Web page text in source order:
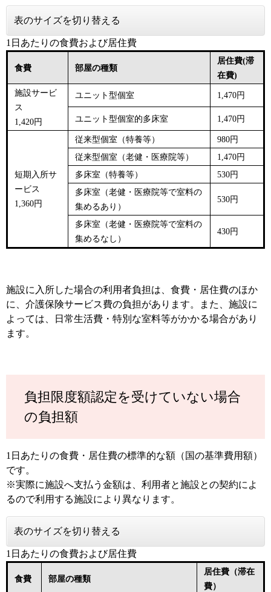
表のサイズを切り替える
1日あたりの食費および居住費
食費 部屋の種類
居住費(滞
在費)
施設サービ
ス
1,420円
ユニット型個室 1,470円
ユニット型個室的多床室 1,470​円
短期入所サ
ービス
1,360円
従来型個室（特養等​）
980円
従来型個室（老健・医療院等​） 1,470​円
多床室（特養等）
530円
多床室（老健・医療院等で室料の
集めるあり）
530円
多床室（老健・医療院等で室料の
集めるなし）
430円
施設に入所した場合の利用者負担は、食費・居住費のほか
に、介護保険サービス費の負担があります。また、施設に
よっては、日常生活費・特別な室料等がかかる場合があり
ます。
負担限度額認定を受けていない場合
の負担額
1日あたりの食費・居住費の標準的な額（国の基準費用額）
です。
※実際に施設へ支払う金額は、利用者と施設との契約によ
るので利用する施設により異なります。
表のサイズを切り替える
1日あたりの食費および居住費
食費 部屋の種類
居住費（滞在
費）